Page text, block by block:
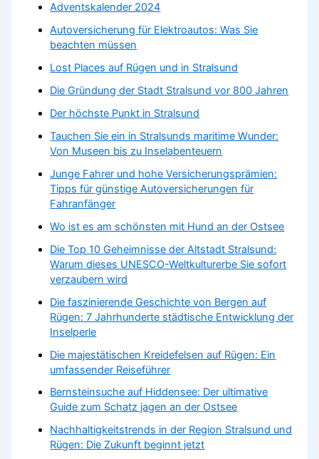
Adventskalender 2024
Autoversicherung für Elektroautos: Was Sie
beachten müssen
Lost Places auf Rügen und in Stralsund
Die Gründung der Stadt Stralsund vor 800 Jahren
Der höchste Punkt in Stralsund
Tauchen Sie ein in Stralsunds maritime Wunder:
Von Museen bis zu Inselabenteuern
Junge Fahrer und hohe Versicherungsprämien:
Tipps für günstige Autoversicherungen für
Fahranfänger
Wo ist es am schönsten mit Hund an der Ostsee
Die Top 10 Geheimnisse der Altstadt Stralsund:
Warum dieses UNESCO-Weltkulturerbe Sie sofort
verzaubern wird
Die faszinierende Geschichte von Bergen auf
Rügen: 7 Jahrhunderte städtische Entwicklung der
Inselperle
Die majestätischen Kreidefelsen auf Rügen: Ein
umfassender Reiseführer
Bernsteinsuche auf Hiddensee: Der ultimative
Guide zum Schatz jagen an der Ostsee
Nachhaltigkeitstrends in der Region Stralsund und
Rügen: Die Zukunft beginnt jetzt